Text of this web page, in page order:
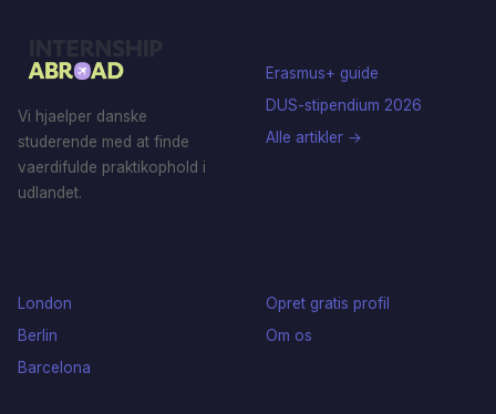
Vi hjaelper danske
studerende med at finde
vaerdifulde praktikophold i
udlandet.
Erasmus+ guide
DUS-stipendium 2026
Alle artikler →
London
Berlin
Barcelona
Opret gratis profil
Om os